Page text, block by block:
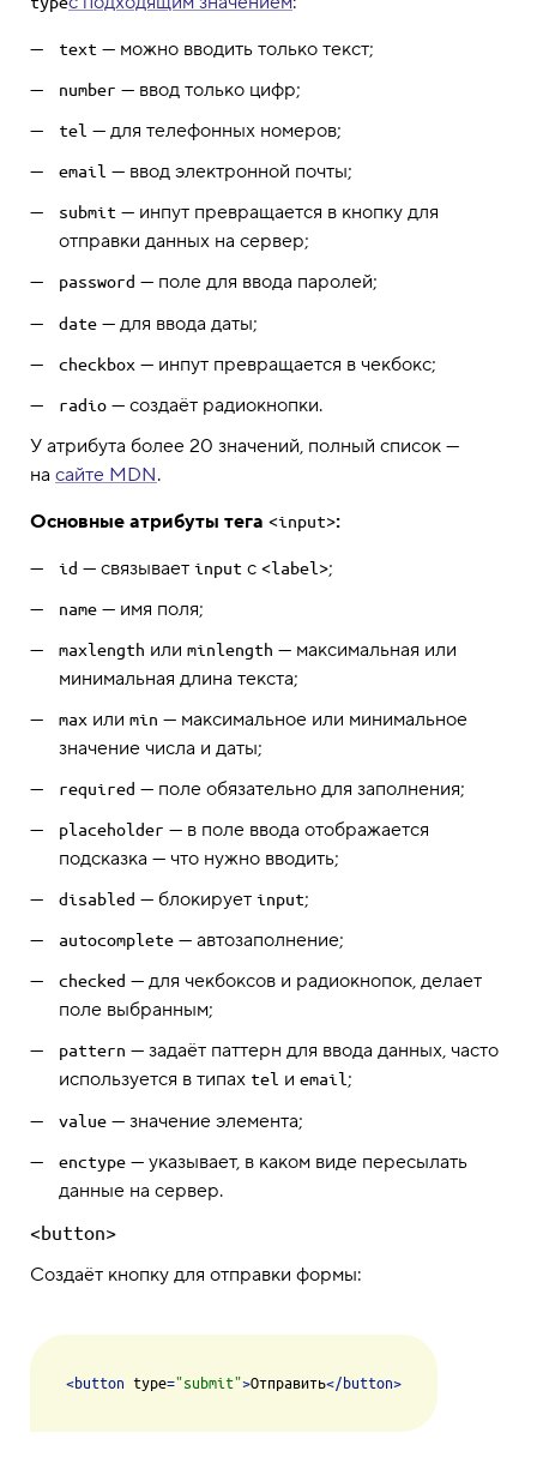
text — можно вводить только текст;
number — ввод только цифр;
tel — для телефонных номеров;
email — ввод электронной почты;
submit — инпут превращается в кнопку для
отправки данных на сервер;
password — поле для ввода паролей;
date — для ввода даты;
checkbox — инпут превращается в чекбокс;
radio — создаёт радиокнопки.
У атрибута более 20 значений, полный список —
на сайте MDN.
Основные атрибуты тега <input>:
id — связывает input с <label>;
name — имя поля;
maxlength или minlength — максимальная или
минимальная длина текста;
max или min — максимальное или минимальное
значение числа и даты;
required — поле обязательно для заполнения;
placeholder — в поле ввода отображается
подсказка — что нужно вводить;
disabled — блокирует input;
autocomplete — автозаполнение;
checked — для чекбоксов и радиокнопок, делает
поле выбранным;
pattern — задаёт паттерн для ввода данных, часто
используется в типах tel и email;
value — значение элемента;
enctype — указывает, в каком виде пересылать
данные на сервер.
<button>
Создаёт кнопку для отправки формы:
<button type="submit">Отправить</button>